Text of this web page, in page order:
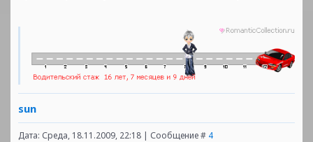
sun
Дата: Среда, 18.11.2009, 22:18 | Сообщение # 4